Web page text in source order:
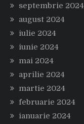
septembrie 2024
august 2024
iulie 2024
iunie 2024
mai 2024
aprilie 2024
martie 2024
februarie 2024
ianuarie 2024